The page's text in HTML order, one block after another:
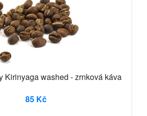
Kirinyaga washed - zrnková káva
85 Kč